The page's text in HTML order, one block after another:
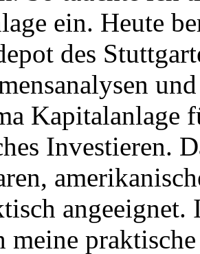
ein. Heute
des
Kapitalanlage
Investieren.
angeeignet.
meine